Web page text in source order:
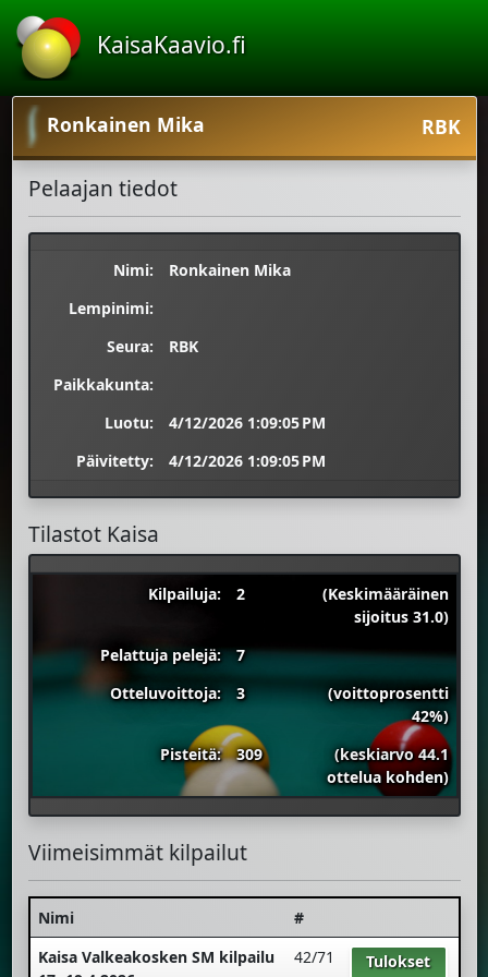
KaisaKaavio.fi
Ronkainen Mika RBK
Pelaajan tiedot
Nimi:
Ronkainen Mika
Lempinimi:
Seura:
RBK
Paikkakunta:
Luotu:
4/12/2026 1:09:05 PM
Päivitetty:
4/12/2026 1:09:05 PM
Tilastot Kaisa
Kilpailuja: 2
(Keskimääräinen
sijoitus 31.0)
Pelattuja pelejä:
7
Otteluvoittoja:
3
(voittoprosentti
42%)
Pisteitä:
309
(keskiarvo 44.1
ottelua kohden)
Viimeisimmät kilpailut
Nimi
#
Kaisa Valkeakosken SM kilpailu
42/71 Tulokset